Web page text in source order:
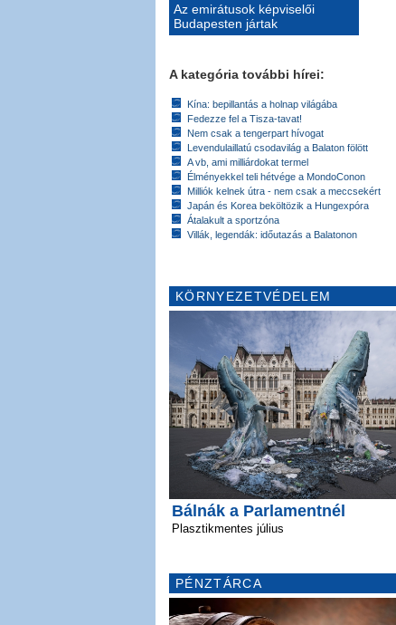
Az emirátusok képviselői
Budapesten jártak
A kategória további hírei:
Kína: bepillantás a holnap világába
Fedezze fel a Tisza-tavat!
Nem csak a tengerpart hívogat
Levendulaillatú csodavilág a Balaton fölött
A vb, ami milliárdokat termel
Élményekkel teli hétvége a MondoConon
Milliók kelnek útra - nem csak a meccsekért
Japán és Korea beköltözik a Hungexpóra
Átalakult a sportzóna
Villák, legendák: időutazás a Balatonon
KÖRNYEZETVÉDELEM
Bálnák a Parlamentnél
Plasztikmentes július
PÉNZTÁRCA